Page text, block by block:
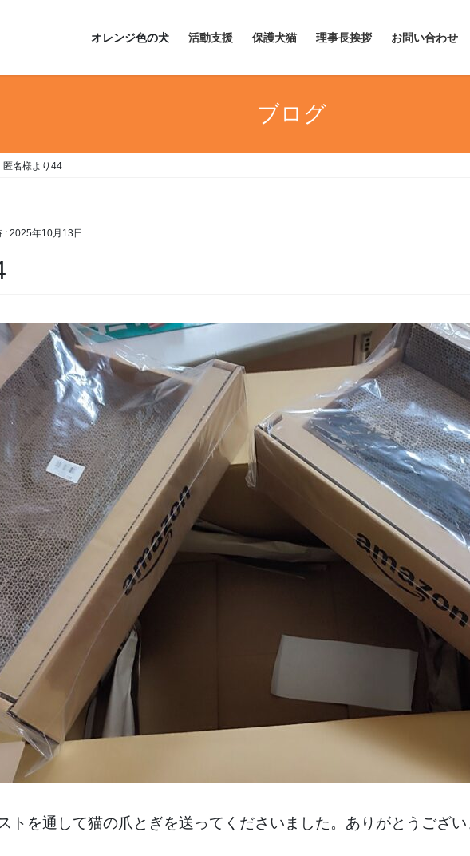
オレンジ色の犬 活動支援 保護犬猫 理事長挨拶 お問い合わせ
ブログ
匿名様より44
: 2025年10月13日
トを通して猫の爪とぎを送ってくださいました。ありがとうござ